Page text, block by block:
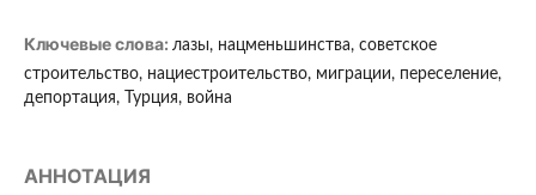
Ключевые слова: лазы, нацменьшинства, советское
строительство, нациестроительство, миграции, переселение,
депортация, Турция, война
АННОТАЦИЯ